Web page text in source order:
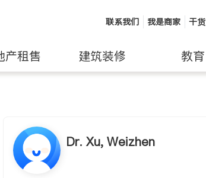
联系我们 我是商家 干货
产租售 建筑装修 教育
Dr. Xu, Weizhen